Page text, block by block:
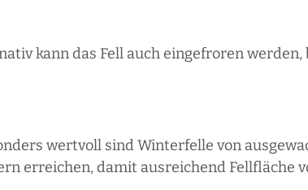
kann das Fell auch eingefroren werden,
wertvoll sind Winterfelle von
erreichen, damit ausreichend Fellfläche